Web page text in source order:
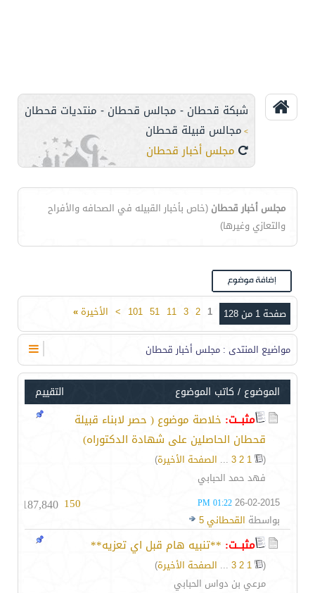
شبكة قحطان - مجالس قحطان - منتديات قحطان
> مجالس قبيلة قحطان
مجلس أخبار قحطان
مجلس أخبار قحطان (خاص بأخبار القبيله في الصحافه والأفراح
والتعازي وغيرها)
صفحة 1 من 128 1
2
3
11
51
101
> الأخيرة»
مواضيع المنتدى : مجلس أخبار قحطان
التقييم الموضوع / كاتب الموضوع
مثبــت: خلاصة موضوع ( حصر لابناء قبيلة
قحطان الحاصلين على شهادة الدكتوراه)
(
1
2
3
... الصفحة الأخيرة)
فهد حمد الحبابي
26-02-2015
01:22 PM
بواسطة القحطاني 5
150
187,840
مثبــت: **تنبيه هام قبل اي تعزيه**
(
1
2
3
... الصفحة الأخيرة)
مرعي بن دواس الحبابي